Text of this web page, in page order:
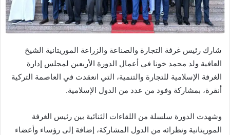
شارك رئيس غرفة التجارة والصناعة والزراعة الموريتانية الشيخ
العافية ولد محمد خونا في أعمال الدورة الأربعين لمجلس إدارة
الغرفة الإسلامية للتجارة والتنمية، التي انعقدت في العاصمة التركية
أنقرة، بمشاركة وفود من عدد من الدول الإسلامية.
وشهدت الدورة سلسلة من اللقاءات الثنائية بين رئيس الغرفة
الموريتانية ونظرائه من الدول المشاركة، إضافة إلى رؤساء وأعضاء